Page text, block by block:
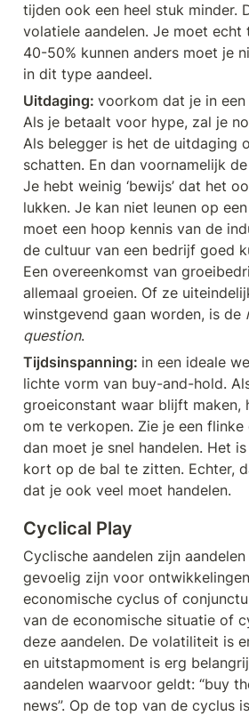
tijden ook een heel stuk minder.
volatiele aandelen. Je moet echt
40-50% kunnen anders moet je
in dit type aandeel.
Uitdaging: voorkom dat je in
Als je betaalt voor hype, zal je
Als belegger is het de uitdaging
schatten. En dan voornamelijk
Je hebt weinig ‘bewijs’ dat het
lukken. Je kan niet leunen op
moet een hoop kennis van de
de cultuur van een bedrijf goed
Een overeenkomst van
allemaal groeien. Of ze
winstgevend gaan worden, is de
question.
Tijdsinspanning: in een ideale
lichte vorm van buy-and-hold.
groeiconstant waar blijft maken,
om te verkopen. Zie je een
dan moet je snel handelen. Het
kort op de bal te zitten. Echter,
dat je ook veel moet handelen.
Cyclical Play
Cyclische aandelen zijn
gevoelig zijn voor
economische cyclus of
van de economische situatie of
deze aandelen. De volatiliteit is
en uitstapmoment is erg
aandelen waarvoor geldt: “buy
news”. Op de top van de cyclus